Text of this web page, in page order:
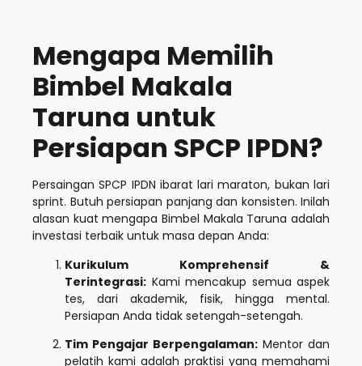
Mengapa Memilih
Bimbel Makala
Taruna untuk
Persiapan SPCP IPDN?
Persaingan SPCP IPDN ibarat lari maraton, bukan lari
sprint. Butuh persiapan panjang dan konsisten. Inilah
alasan kuat mengapa Bimbel Makala Taruna adalah
investasi terbaik untuk masa depan Anda:
Kurikulum Komprehensif &
Terintegrasi: Kami mencakup semua aspek
tes, dari akademik, fisik, hingga mental.
Persiapan Anda tidak setengah-setengah.
Tim Pengajar Berpengalaman: Mentor dan
pelatih kami adalah praktisi yang memahami